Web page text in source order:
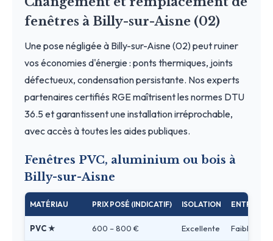
fenêtres à Billy-sur-Aisne (02)
Une pose négligée à Billy-sur-Aisne (02) peut ruiner
vos économies d'énergie : ponts thermiques, joints
défectueux, condensation persistante. Nos experts
partenaires certifiés RGE maîtrisent les normes DTU
36.5 et garantissent une installation irréprochable,
avec accès à toutes les aides publiques.
Fenêtres PVC, aluminium ou bois à
Billy-sur-Aisne
MATÉRIAU PRIX POSÉ (INDICATIF) ISOLATION ENTRETIEN
PVC ★ 600 – 800 € Excellente Faible